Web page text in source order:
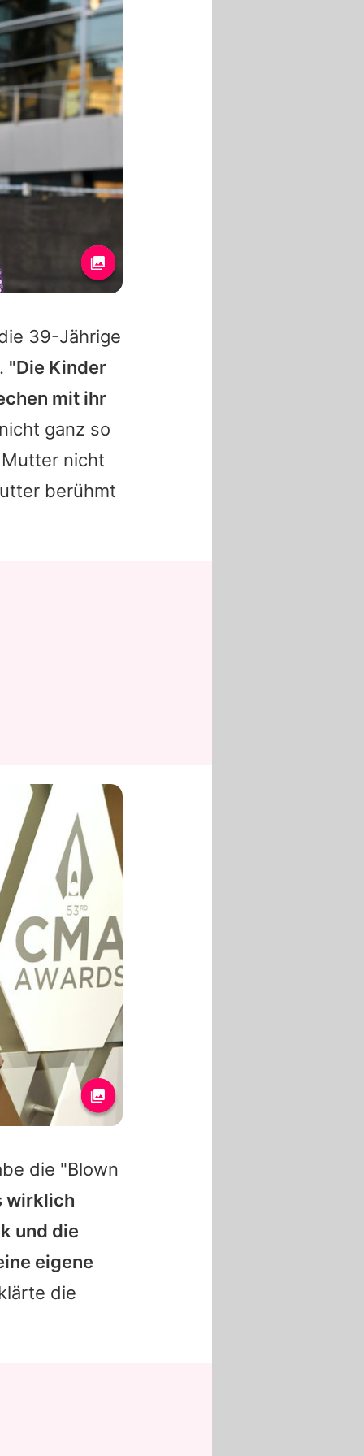
39-Jährige
"Die Kinder
mit ihr
ganz so
nicht
berühmt
die "Blown
wirklich
und die
eigene
die